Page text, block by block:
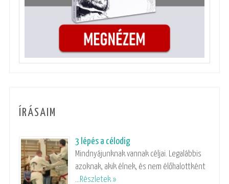
ÍRÁSAIM
3 lépés a célodig
Mindnyájunknak vannak céljai. Legalábbis
azoknak, akik élnek, és nem élőhalottként
…Részletek »